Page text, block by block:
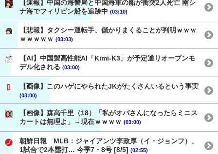
【速報】中国の海警局と中国海軍の船が衝突2人死亡 南シ
ナ海でフィリピン船を追跡中 (03:10)
【悲報】タクシー運転手、儲かりまくることが判明ｗｗｗ
ｗｗｗｗｗ (03:03)
【AI】中国製高性能AI「Kimi-K3」が予定通りオープンモ
デル化される (03:00)
【画像】このハゲにやられたJKがたくさんいるという事実
(03:00)
【画像】森高千里（18）「私がオバさんになったらミニス
カートは無理よ」→現在ｗｗｗｗ (03:00)
朝鮮日報 MLB：ジャイアンツ李政厚（イ・ジョンフ）、
1試合で2本塁打… 今季7・8号 [8/5] (02:55)